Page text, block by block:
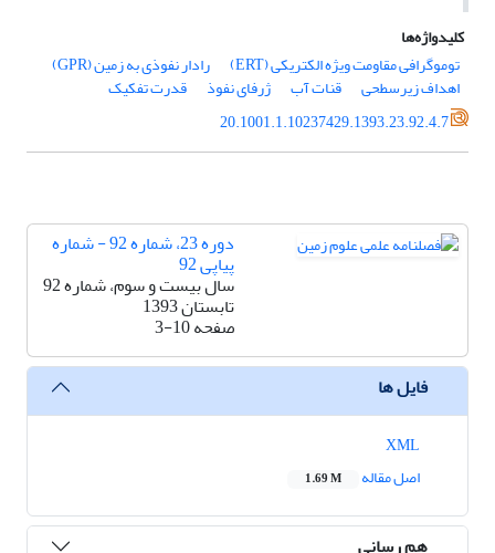
کلیدواژه‌ها
توموگرافی مقاومت ویژه الکتریکی (ERT)
رادار نفوذی به زمین (GPR)
اهداف زیرسطحی قنات آب ژرفای نفوذ
قدرت تفکیک
20.1001.1.10237429.1393.23.92.4.7
دوره 23، شماره 92 - شماره
پیاپی 92
سال بیست و سوم، شماره 92
تابستان 1393
صفحه3-10
فایل ها
اصل مقاله
1.69 M
هم رسانی